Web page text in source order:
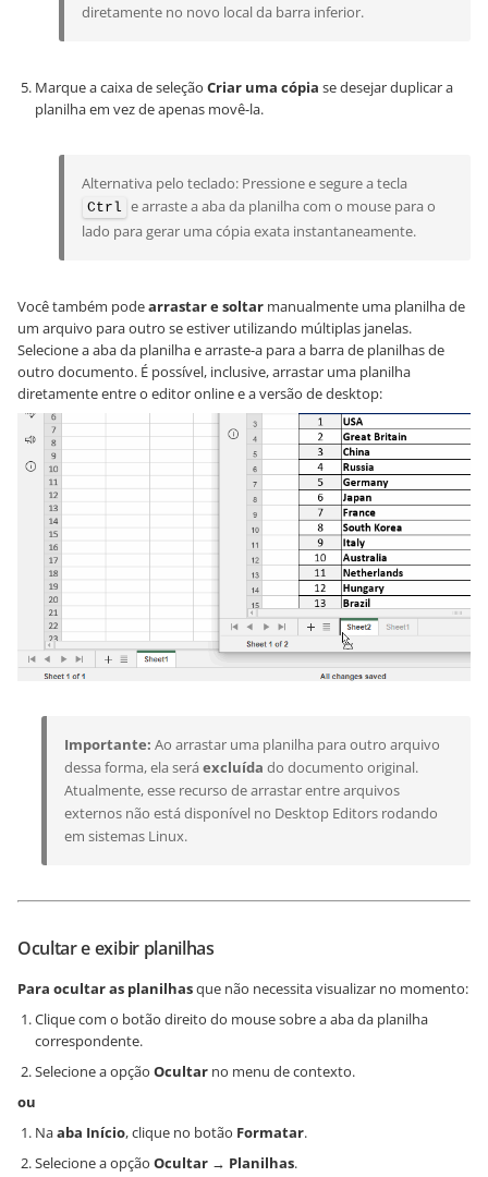
diretamente no novo local da barra inferior.
Marque a caixa de seleção Criar uma cópia se desejar duplicar a
planilha em vez de apenas movê-la.
Alternativa pelo teclado: Pressione e segure a tecla
Ctrl e arraste a aba da planilha com o mouse para o
lado para gerar uma cópia exata instantaneamente.
Você também podearrastar e soltar manualmente uma planilha de
um arquivo para outro se estiver utilizando múltiplas janelas.
Selecione a aba da planilha e arraste-a para a barra de planilhas de
outro documento. É possível, inclusive, arrastar uma planilha
diretamente entre o editor online e a versão de desktop:
Importante: Ao arrastar uma planilha para outro arquivo
dessa forma, ela será excluída do documento original.
Atualmente, esse recurso de arrastar entre arquivos
externos não está disponível no Desktop Editors rodando
em sistemas Linux.
Ocultar e exibir planilhas
Para ocultar as planilhasque não necessita visualizar no momento:
Clique com o botão direito do mouse sobre a aba da planilha
correspondente.
Selecione a opção Ocultar no menu de contexto.
ou
Naaba Início, clique no botão Formatar.
Selecione a opção Ocultar → Planilhas.